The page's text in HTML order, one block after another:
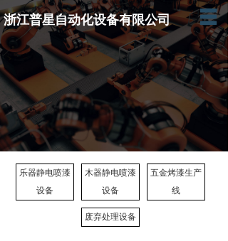
网站首页
关于我们
产品展示
应用案例
新闻动态
在线留言
浙江普星自动化设备有限公司
乐器静电喷漆
设备
木器静电喷漆
设备
五金烤漆生产
线
废弃处理设备